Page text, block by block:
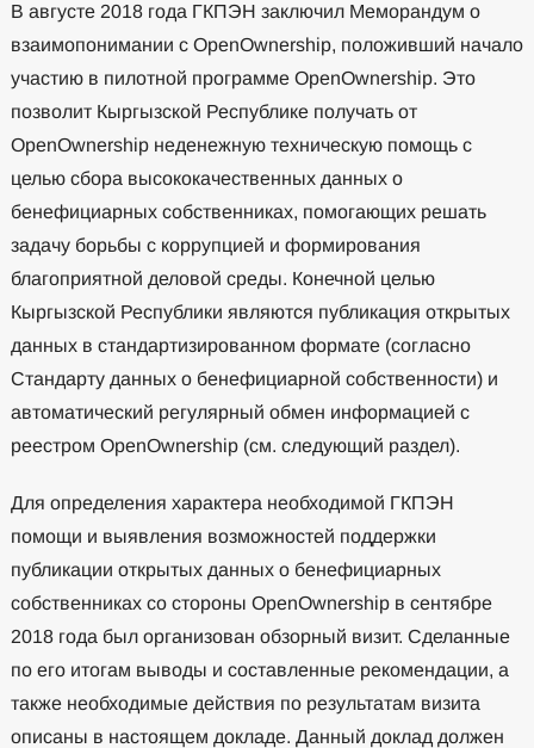
В августе 2018 года ГКПЭН заключил Меморандум о
взаимопонимании с OpenOwnership, положивший начало
участию в пилотной программе OpenOwnership. Это
позволит Кыргызской Республике получать от
OpenOwnership неденежную техническую помощь с
целью сбора высококачественных данных о
бенефициарных собственниках, помогающих решать
задачу борьбы с коррупцией и формирования
благоприятной деловой среды. Конечной целью
Кыргызской Республики являются публикация открытых
данных в стандартизированном формате (согласно
Стандарту данных о бенефициарной собственности) и
автоматический регулярный обмен информацией с
реестром OpenOwnership (см. следующий раздел).
Для определения характера необходимой ГКПЭН
помощи и выявления возможностей поддержки
публикации открытых данных о бенефициарных
собственниках со стороны OpenOwnership в сентябре
2018 года был организован обзорный визит. Сделанные
по его итогам выводы и составленные рекомендации, а
также необходимые действия по результатам визита
описаны в настоящем докладе. Данный доклад должен